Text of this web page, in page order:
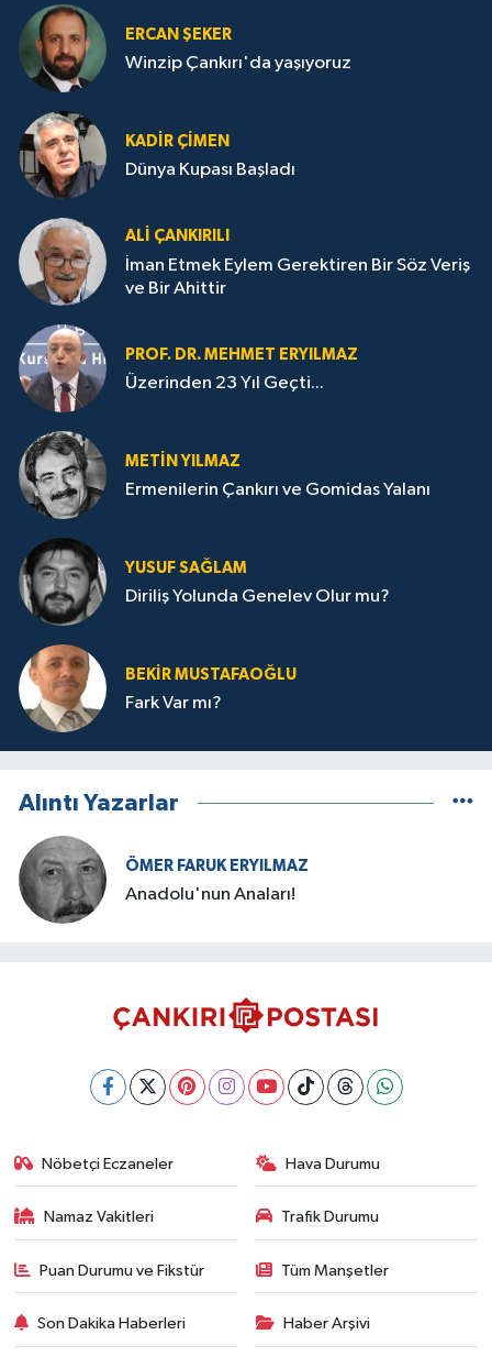
ERCAN ŞEKER
Winzip Çankırı'da yaşıyoruz
KADIR ÇIMEN
Dünya Kupası Başladı
ALI ÇANKIRILI
İman Etmek Eylem Gerektiren Bir Söz Veriş
ve Bir Ahittir
PROF. DR. MEHMET ERYILMAZ
Üzerinden 23 Yıl Geçti...
METIN YILMAZ
Ermenilerin Çankırı ve Gomidas Yalanı
YUSUF SAĞLAM
Diriliş Yolunda Genelev Olur mu?
BEKIR MUSTAFAOĞLU
Fark Var mı?
Alıntı Yazarlar
ÖMER FARUK ERYILMAZ
Anadolu'nun Anaları!
Nöbetçi Eczaneler Hava Durumu
Namaz Vakitleri Trafik Durumu
Puan Durumu ve Fikstür Tüm Manşetler
Son Dakika Haberleri Haber Arşivi